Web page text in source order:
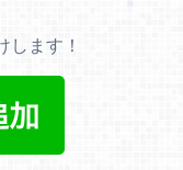
します！